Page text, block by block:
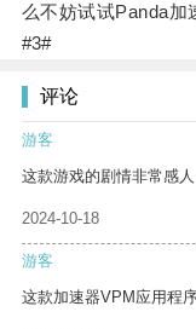
么不妨试试Panda加
#3#
评论
游客
这款游戏的剧情非常感
2024-10-18
游客
这款加速器VPM应用程